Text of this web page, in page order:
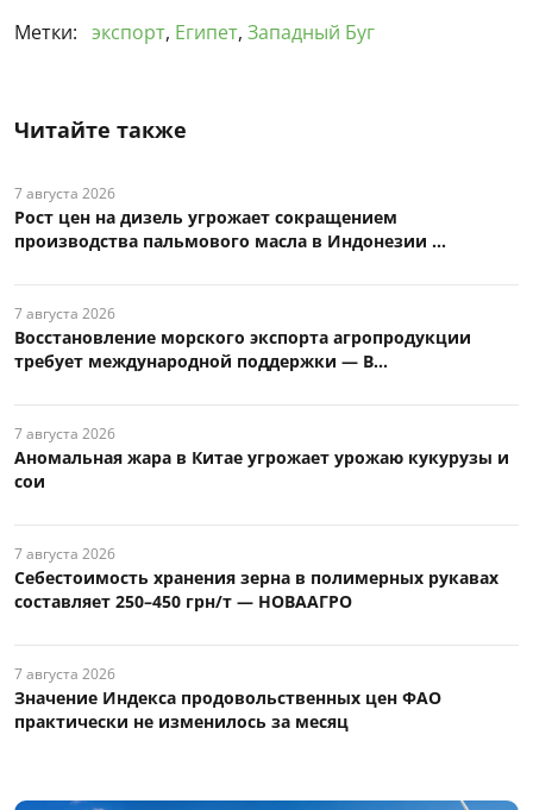
Метки: экспорт, Египет, Западный Буг
Читайте также
7 августа 2026
Рост цен на дизель угрожает сокращением
производства пальмового масла в Индонезии ...
7 августа 2026
Восстановление морского экспорта агропродукции
требует международной поддержки — В...
7 августа 2026
Аномальная жара в Китае угрожает урожаю кукурузы и
сои
7 августа 2026
Себестоимость хранения зерна в полимерных рукавах
составляет 250–450 грн/т — НОВААГРО
7 августа 2026
Значение Индекса продовольственных цен ФАО
практически не изменилось за месяц